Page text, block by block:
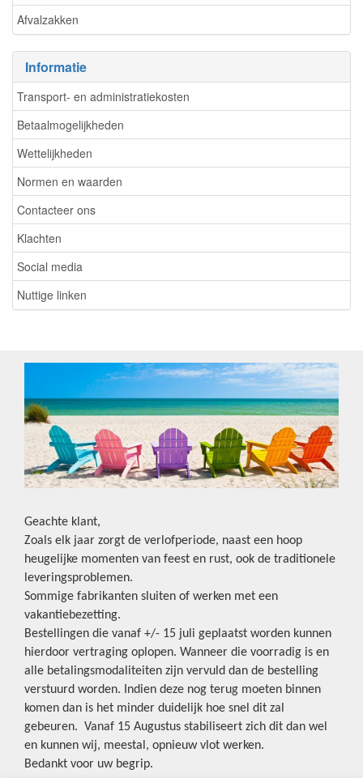
Afvalzakken
Informatie
Transport- en administratiekosten
Betaalmogelijkheden
Wettelijkheden
Normen en waarden
Contacteer ons
Klachten
Social media
Nuttige linken
Geachte klant,
Zoals elk jaar zorgt de verlofperiode, naast een hoop
heugelijke momenten van feest en rust, ook de traditionele
leveringsproblemen.
Sommige fabrikanten sluiten of werken met een
vakantiebezetting.
Bestellingen die vanaf +/- 15 juli geplaatst worden kunnen
hierdoor vertraging oplopen. Wanneer die voorradig is en
alle betalingsmodaliteiten zijn vervuld dan de bestelling
verstuurd worden. Indien deze nog terug moeten binnen
komen dan is het minder duidelijk hoe snel dit zal
gebeuren. Vanaf 15 Augustus stabiliseert zich dit dan wel
en kunnen wij, meestal, opnieuw vlot werken.
Bedankt voor uw begrip.